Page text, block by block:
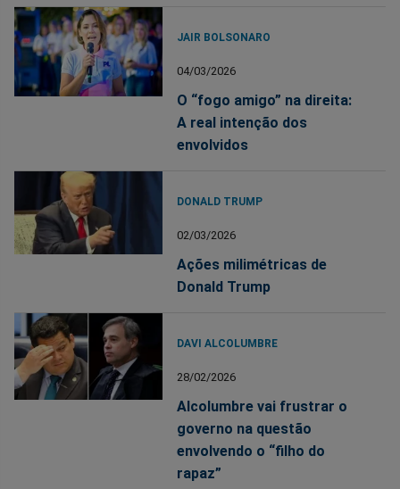
JAIR BOLSONARO
04/03/2026
O “fogo amigo” na direita:
A real intenção dos
envolvidos
DONALD TRUMP
02/03/2026
Ações milimétricas de
Donald Trump
DAVI ALCOLUMBRE
28/02/2026
Alcolumbre vai frustrar o
governo na questão
envolvendo o “filho do
rapaz”